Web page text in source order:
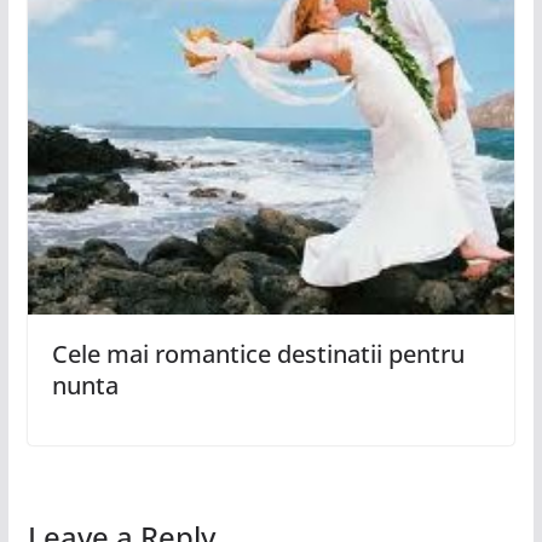
Cele mai romantice destinatii pentru
nunta